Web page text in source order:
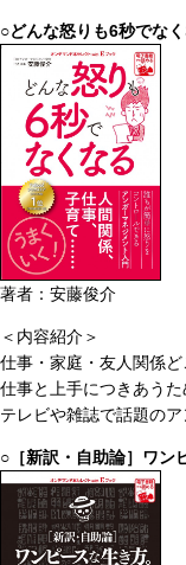
○どんな怒りも6秒でな
著者：安藤俊介
＜内容紹介＞
仕事・家庭・友人関係
仕事と上手につきあうた
テレビや雑誌で話題の
○［新訳・自助論］ワン